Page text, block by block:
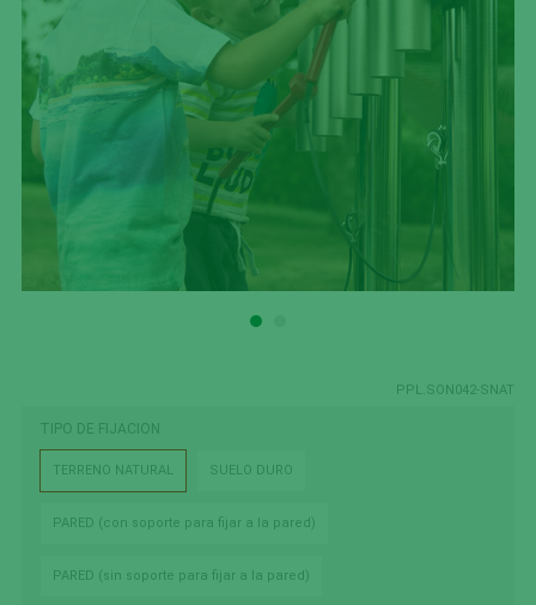
PPL.SON042-SNAT
TIPO DE FIJACION
TERRENO NATURAL SUELO DURO
PARED (con soporte para fijar a la pared)
PARED (sin soporte para fijar a la pared)